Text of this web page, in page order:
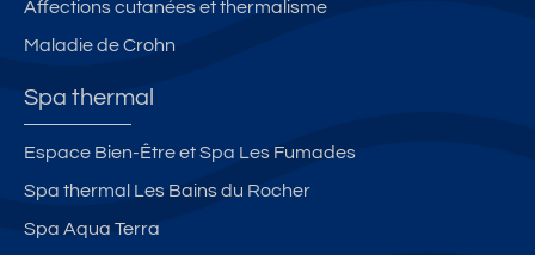
Affections cutanées et thermalisme
Maladie de Crohn
Spa thermal
Espace Bien-Être et Spa Les Fumades
Spa thermal Les Bains du Rocher
Spa Aqua Terra